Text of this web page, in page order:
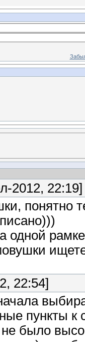
2012, 22:19]
понятно
одной
22:54]
пункты
было